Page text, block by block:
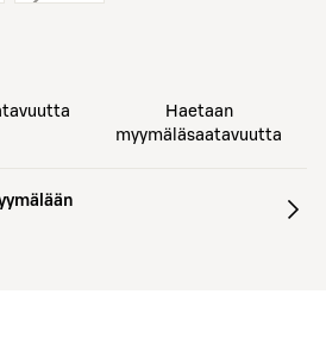
Haetaan
myymäläsaatavuutta